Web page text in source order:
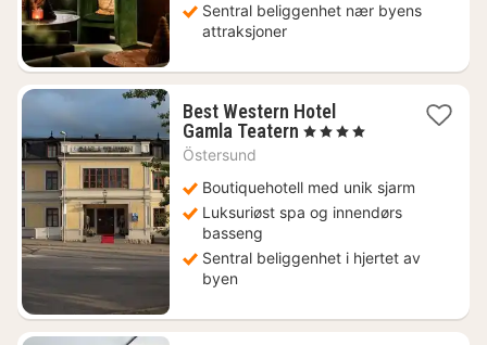
Sentral beliggenhet nær byens
attraksjoner
Best Western Hotel
Gamla Teatern 1
1102
kr.
, 4 Stjerner
Östersund
Boutiquehotell med unik sjarm
Luksuriøst spa og innendørs
basseng
Sentral beliggenhet i hjertet av
byen